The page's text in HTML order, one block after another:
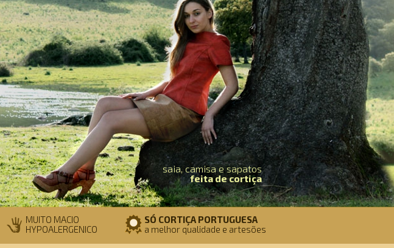
saia, camisa e sapatos
feita de cortiça
MUITO MACIO
HYPOALERGENICO
SÓ CORTIÇA PORTUGUESA
a melhor qualidade e artesões